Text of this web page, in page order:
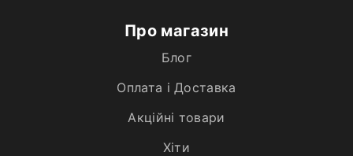
Про магазин
Блог
Оплата і Доставка
Акційні товари
Хiти